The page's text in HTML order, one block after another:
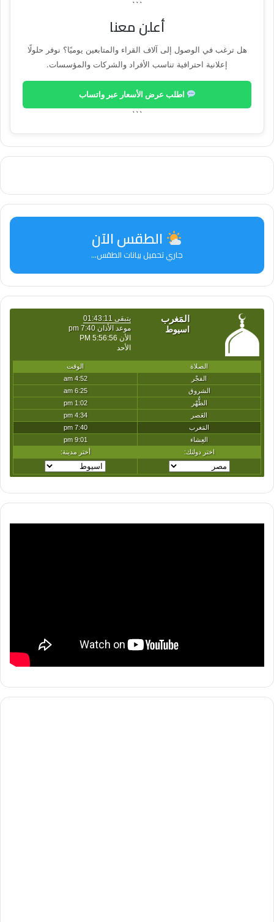
```
أعلن معنا
هل ترغب في الوصول إلى آلاف القراء والمتابعين يوميًا؟ نوفر حلولًا
إعلانية احترافية تناسب الأفراد والشركات والمؤسسات.
اطلب عرض الأسعار عبر واتساب
```
الطقس الآن
جاري تحميل بيانات الطقس...